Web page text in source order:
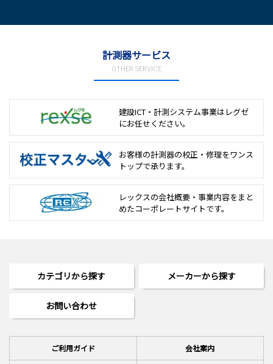
計測器サービス
OTHER SERVICE
建設ICT・計測システム事業は レグゼ
にお任せください。
お客様の計測器の校正・修理をワンス
トップで承ります。
レックスの会社概要・事業内容をまと
めたコーポレートサイトです。
カテゴリから探す メーカーから探す
お問い合わせ
ご利用ガイド 会社案内